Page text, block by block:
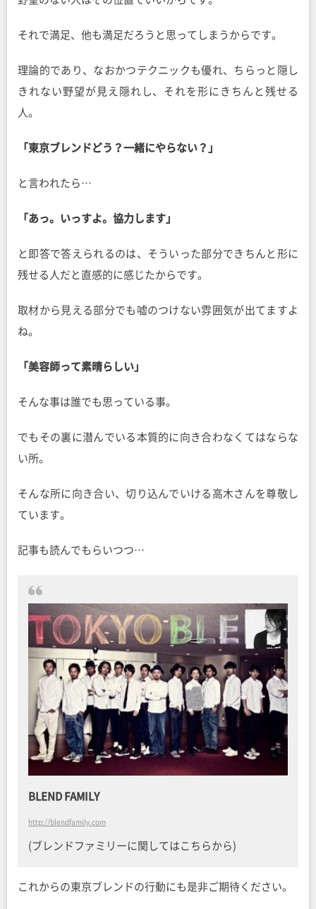
それで満足、他も満足だろうと思ってしまうからです。
理論的であり、なおかつテクニックも優れ、ちらっと隠し
きれない野望が見え隠れし、それを形にきちんと残せる
人。
「東京ブレンドどう？一緒にやらない？」
と言われたら…
「あっ。いっすよ。協力します」
と即答で答えられるのは、そういった部分できちんと形に
残せる人だと直感的に感じたからです。
取材から見える部分でも嘘のつけない雰囲気が出てますよ
ね。
「美容師って素晴らしい」
そんな事は誰でも思っている事。
でもその裏に潜んでいる本質的に向き合わなくてはならな
い所。
そんな所に向き合い、切り込んでいける高木さんを尊敬し
ています。
記事も読んでもらいつつ…
BLEND FAMILY
http://blendfamily.com
(ブレンドファミリーに関してはこちらから)
これからの東京ブレンドの行動にも是非ご期待ください。